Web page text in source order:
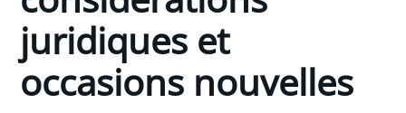
juridiques et
occasions nouvelles